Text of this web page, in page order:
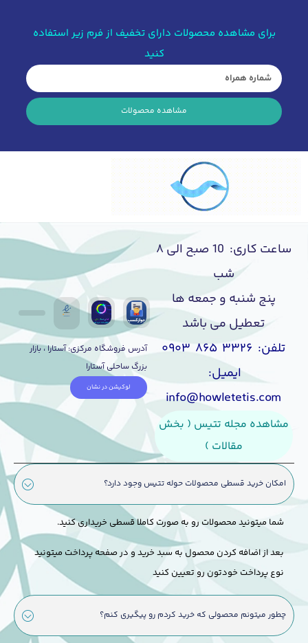
برای مشاهده محصولات دارای تخفیف از فرم زیر استفاده
کنید
مشاهده محصولات
ساعت کاری: 10 صبح الی ۸
شب
پنج شنبه و جمعه ها
تعطیل می باشد
تلفن: ۳۳۲۶ ۸۶۵ ۰۹۰۳
ایمیل:
info@howletetis.com
مشاهده مجله تتیس ( بخش
مقالات )
آدرس فروشگاه مرکزی: آستارا ، بازار
بزرگ ساحلی آستارا
لوکیشن در نشان
امکان خرید قسطی محصولات حوله تتیس وجود دارد؟
شما میتونید محصولات رو به صورت کاملا قسطی خریداری کنید.
بعد از اضافه کردن محصول به سبد خرید و در صفحه پرداخت میتونید
نوع پرداخت خودتون رو تعیین کنید
چطور میتونم محصولی که خرید کردم رو پیگیری کنم؟